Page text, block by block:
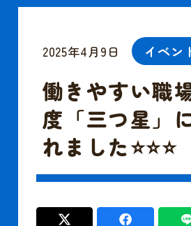
観光周遊
空港連絡
2025年4月9日 イベン
働きやすい職
度「三つ星」
れました⭐⭐⭐